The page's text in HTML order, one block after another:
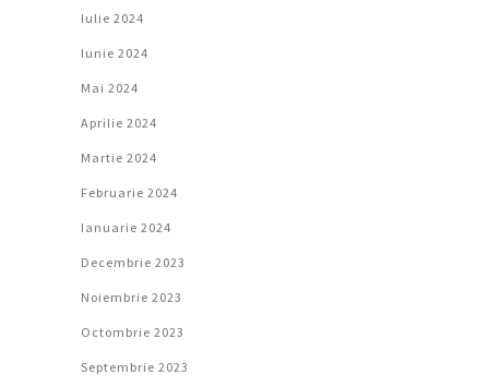
Iulie 2024
Iunie 2024
Mai 2024
Aprilie 2024
Martie 2024
Februarie 2024
Ianuarie 2024
Decembrie 2023
Noiembrie 2023
Octombrie 2023
Septembrie 2023